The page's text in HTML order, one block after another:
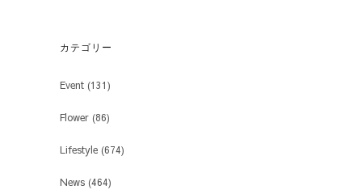
カテゴリー
Event (131)
Flower (86)
Lifestyle (674)
News (464)